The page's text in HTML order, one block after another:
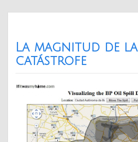
La magnitud de la
catástrofe